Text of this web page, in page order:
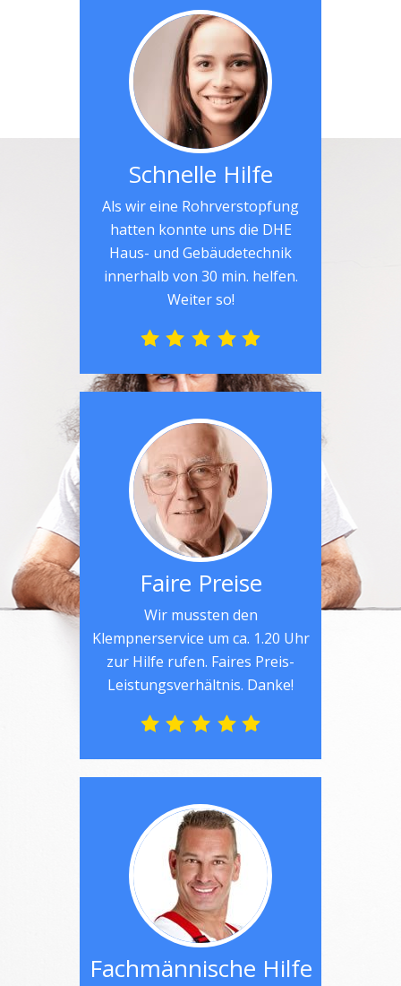
Schnelle Hilfe
Als wir eine Rohrverstopfung
hatten konnte uns die DHE
Haus- und Gebäudetechnik
innerhalb von 30 min. helfen.
Weiter so!
Faire Preise
Wir mussten den
Klempnerservice um ca. 1.20 Uhr
zur Hilfe rufen. Faires Preis-
Leistungsverhältnis. Danke!
Fachmännische Hilfe